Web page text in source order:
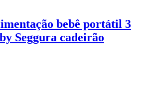
bebê portátil 3
Seggura cadeirão